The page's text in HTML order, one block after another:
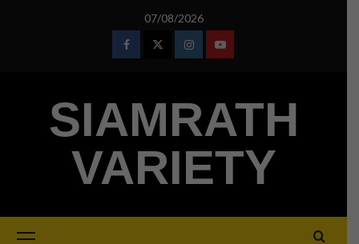
07/08/2026
FacebookTwitterInstagramYoutube
SIAMRATH
VARIETY